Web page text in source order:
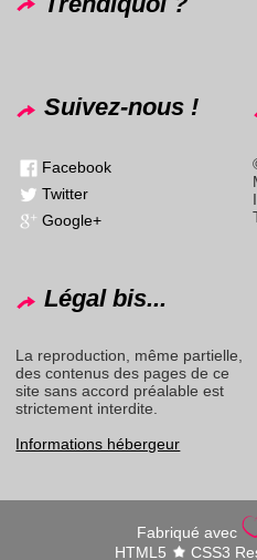
Suivez-nous !
Facebook
Twitter
Google+
Légal bis...
La reproduction, même partielle,
des contenus des pages de ce
site sans accord préalable est
strictement interdite.
Informations hébergeur
Fabriqué avec
HTML5 CSS3